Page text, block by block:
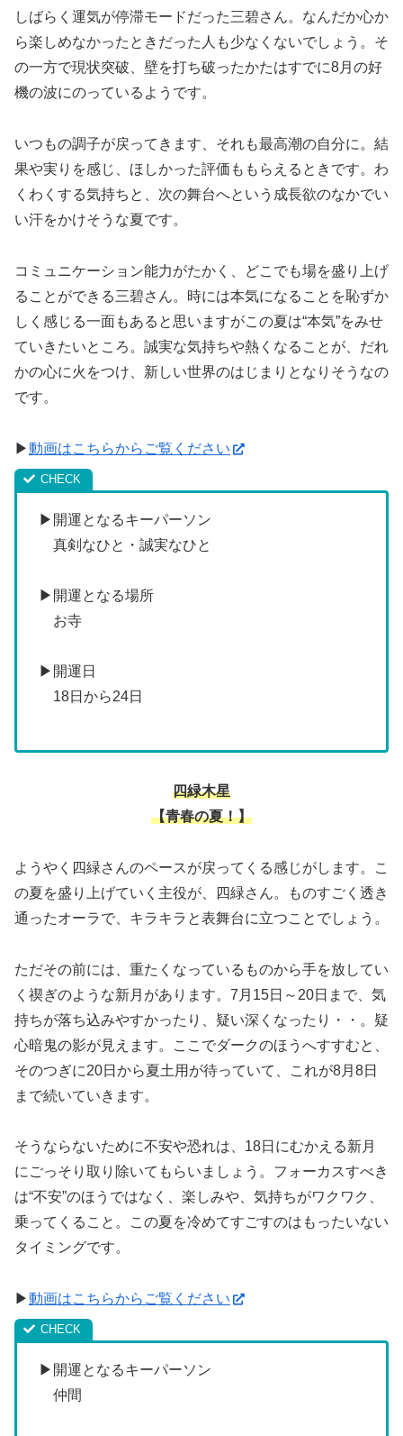
しばらく運気が停滞モードだった三碧さん。なんだか心か
ら楽しめなかったときだった人も少なくないでしょう。そ
の一方で現状突破、壁を打ち破ったかたはすでに8月の好
機の波にのっているようです。
いつもの調子が戻ってきます、それも最高潮の自分に。結
果や実りを感じ、ほしかった評価ももらえるときです。わ
くわくする気持ちと、次の舞台へという成長欲のなかでい
い汗をかけそうな夏です。
コミュニケーション能力がたかく、どこでも場を盛り上げ
ることができる三碧さん。時には本気になることを恥ずか
しく感じる一面もあると思いますがこの夏は“本気”をみせ
ていきたいところ。誠実な気持ちや熱くなることが、だれ
かの心に火をつけ、新しい世界のはじまりとなりそうなの
です。
▶動画はこちらからご覧ください
▶開運となるキーパーソン
真剣なひと・誠実なひと
▶開運となる場所
お寺
▶開運日
18日から24日
四緑木星
【青春の夏！】
ようやく四緑さんのペースが戻ってくる感じがします。こ
の夏を盛り上げていく主役が、四緑さん。ものすごく透き
通ったオーラで、キラキラと表舞台に立つことでしょう。
ただその前には、重たくなっているものから手を放してい
く禊ぎのような新月があります。7月15日～20日まで、気
持ちが落ち込みやすかったり、疑い深くなったり・・。疑
心暗鬼の影が見えます。ここでダークのほうへすすむと、
そのつぎに20日から夏土用が待っていて、これが8月8日
まで続いていきます。
そうならないために不安や恐れは、18日にむかえる新月
にごっそり取り除いてもらいましょう。フォーカスすべき
は“不安”のほうではなく、楽しみや、気持ちがワクワク、
乗ってくること。この夏を冷めてすごすのはもったいない
タイミングです。
▶動画はこちらからご覧ください
▶開運となるキーパーソン
仲間